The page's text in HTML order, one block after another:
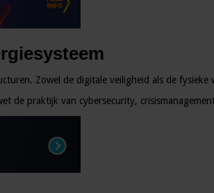
Zowel de digitale veiligheid als de
de praktijk van cybersecurity,